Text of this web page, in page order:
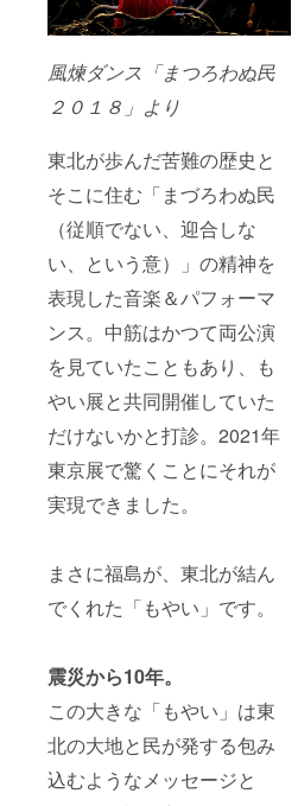
風煉ダンス「まつろわぬ民
２０１８」より
東北が歩んだ苦難の歴史と
そこに住む「まづろわぬ民
（従順でない、迎合しな
い、という意）」の精神を
表現した音楽＆パフォーマ
ンス。中筋はかつて両公演
を見ていたこともあり、も
やい展と共同開催していた
だけないかと打診。2021年
東京展で驚くことにそれが
実現できました。
まさに福島が、東北が結ん
でくれた「もやい」です。
震災から10年。
この大きな「もやい」は東
北の大地と民が発する包み
込むようなメッセージと